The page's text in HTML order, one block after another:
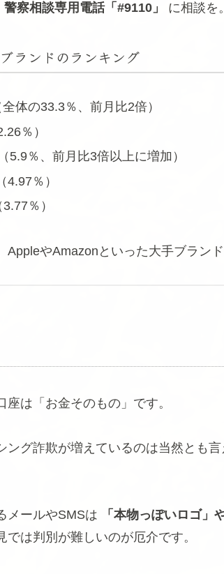
警察相談専用電話「#9110」 に相談を。
ランドのランキング
体の33.3％、前月比2倍）
％）
5.9％、前月比3倍以上に増加）
％）
％）
AppleやAmazonといった大手ブランド
は「お金そのもの」です。
ング詐欺が増えているのは当然とも
メールやSMSは
「本物っぽいロゴ」
では判別が難しいのが厄介です。